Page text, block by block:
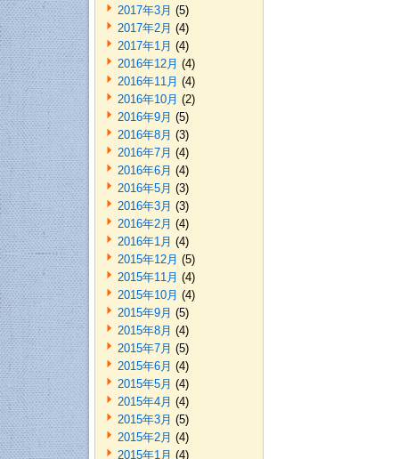
2017年3月 (5)
2017年2月 (4)
2017年1月 (4)
2016年12月 (4)
2016年11月 (4)
2016年10月 (2)
2016年9月 (5)
2016年8月 (3)
2016年7月 (4)
2016年6月 (4)
2016年5月 (3)
2016年3月 (3)
2016年2月 (4)
2016年1月 (4)
2015年12月 (5)
2015年11月 (4)
2015年10月 (4)
2015年9月 (5)
2015年8月 (4)
2015年7月 (5)
2015年6月 (4)
2015年5月 (4)
2015年4月 (4)
2015年3月 (5)
2015年2月 (4)
2015年1月 (4)